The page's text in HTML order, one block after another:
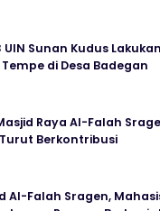
UIN Sunan Kudus
di Desa Badegan
Raya Al-Falah
Berkontribusi
Al-Falah Sragen,